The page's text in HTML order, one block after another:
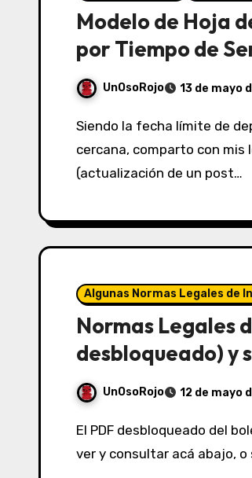
Modelo de Hoja
por Tiempo de
UnOsoRojo 13 de mayo
Siendo la fecha límite de depósito de las Compensaciones de Tiempos de Servicios ya
cercana, comparto con mis
(actualización de un post…
Algunas Normas Legales de
Normas Legales
desbloqueado) y
UnOsoRojo 12 de mayo
El PDF desbloqueado del boletín de Normas Legales de El Peruano del 12/05/2015 lo puedes
ver y consultar acá abajo,